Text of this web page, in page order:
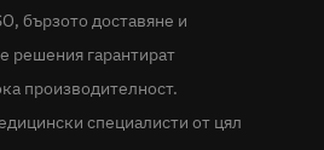
бързото доставяне и
решения гарантират
производителност.
специалисти от цял